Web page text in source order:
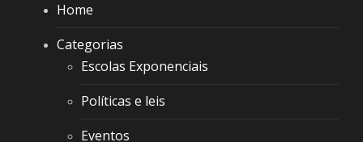
Home
Categorias
Escolas Exponenciais
Políticas e leis
Eventos